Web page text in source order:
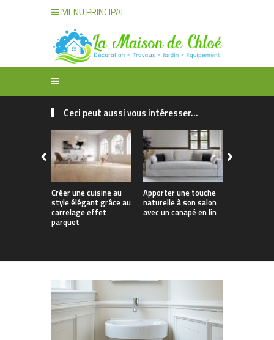
MENU PRINCIPAL
Ceci peut aussi vous intéresser...
Créer une cuisine au
style élégant grâce au
carrelage effet
parquet
Apporter une touche
naturelle à son salon
avec un canapé en lin